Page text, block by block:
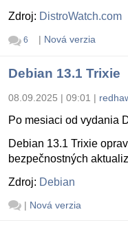
Zdroj: DistroWatch.com
6 | Nová verzia
Debian 13.1 Trixie
08.09.2025 | 09:01 |
Po mesiaci od vydania
Debian 13.1 Trixie
bezpečnostných
Zdroj: Debian
| Nová verzia